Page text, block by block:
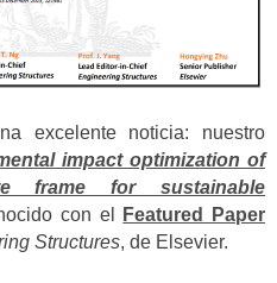
excelente noticia: nuestro
impact optimization of
frame for sustainable
con el
Featured Paper
Structures, de Elsevier.